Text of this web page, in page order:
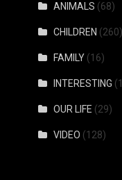
ANIMALS (68)
CHILDREN (260)
FAMILY (16)
INTERESTING
OUR LIFE (29)
VIDEO (128)